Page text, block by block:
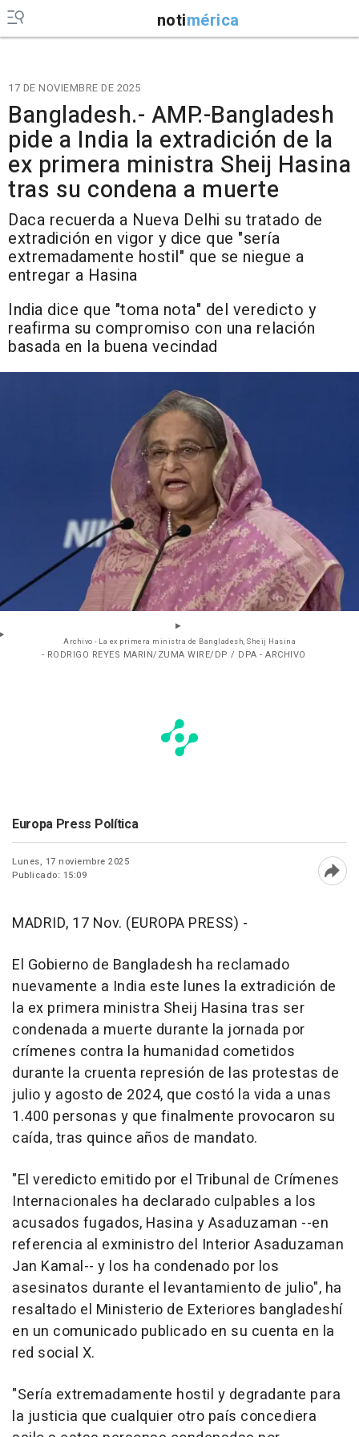
notimérica
17 DE NOVIEMBRE DE 2025
Bangladesh.- AMP.-Bangladesh
pide a India la extradición de la
ex primera ministra Sheij Hasina
tras su condena a muerte
Daca recuerda a Nueva Delhi su tratado de
extradición en vigor y dice que "sería
extremadamente hostil" que se niegue a
entregar a Hasina
India dice que "toma nota" del veredicto y
reafirma su compromiso con una relación
basada en la buena vecindad
Archivo - La ex primera ministra de Bangladesh, Sheij Hasina
- RODRIGO REYES MARIN/ZUMA WIRE/DP / DPA - ARCHIVO
Europa Press Política
Lunes, 17 noviembre 2025
Publicado: 15:09
MADRID, 17 Nov. (EUROPA PRESS) -
El Gobierno de Bangladesh ha reclamado
nuevamente a India este lunes la extradición de
la ex primera ministra Sheij Hasina tras ser
condenada a muerte durante la jornada por
crímenes contra la humanidad cometidos
durante la cruenta represión de las protestas de
julio y agosto de 2024, que costó la vida a unas
1.400 personas y que finalmente provocaron su
caída, tras quince años de mandato.
"El veredicto emitido por el Tribunal de Crímenes
Internacionales ha declarado culpables a los
acusados fugados, Hasina y Asaduzaman --en
referencia al exministro del Interior Asaduzaman
Jan Kamal-- y los ha condenado por los
asesinatos durante el levantamiento de julio", ha
resaltado el Ministerio de Exteriores bangladeshí
en un comunicado publicado en su cuenta en la
red social X.
"Sería extremadamente hostil y degradante para
la justicia que cualquier otro país concediera